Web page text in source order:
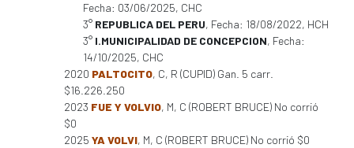
Fecha: 03/06/2025, CHC
3° REPUBLICA DEL PERU, Fecha: 18/08/2022, HCH
3° I.MUNICIPALIDAD DE CONCEPCION, Fecha:
14/10/2025, CHC
2020 PALTOCITO, C, R (CUPID) Gan. 5 carr.
$16.226.250
2023 FUE Y VOLVIO, M, C (ROBERT BRUCE) No corrió
$0
2025 YA VOLVI, M, C (ROBERT BRUCE) No corrió $0